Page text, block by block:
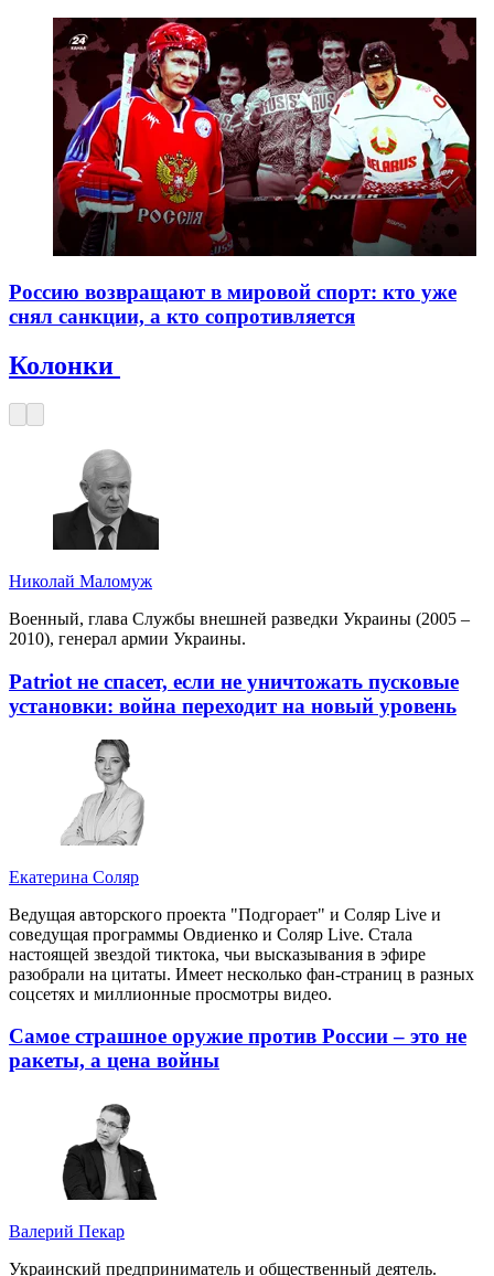
Россию возвращают в мировой спорт: кто уже
снял санкции, а кто сопротивляется
Колонки
Николай Маломуж
Военный, глава Службы внешней разведки Украины (2005 –
2010), генерал армии Украины.
Patriot не спасет, если не уничтожать пусковые
установки: война переходит на новый уровень
Екатерина Соляр
Ведущая авторского проекта "Подгорает" и Соляр Live и
соведущая программы Овдиенко и Соляр Live. Стала
настоящей звездой тиктока, чьи высказывания в эфире
разобрали на цитаты. Имеет несколько фан-страниц в разных
соцсетях и миллионные просмотры видео.
Самое страшное оружие против России – это не
ракеты, а цена войны
Валерий Пекар
Украинский предприниматель и общественный деятель.